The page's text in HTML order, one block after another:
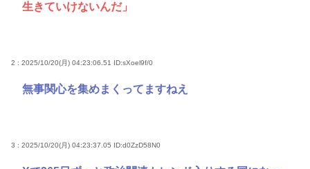
生きていけないんだ」
2 : 2025/10/20(月) 04:23:06.51 ID:sXoel9f/0
無事関心を集めまくってますねえ
3 : 2025/10/20(月) 04:23:37.05 ID:d0ZzD58N0